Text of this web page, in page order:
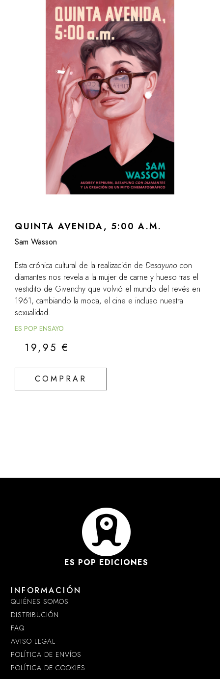
QUINTA AVENIDA, 5:00 A.M.
Sam Wasson
Esta crónica cultural de la realización de Desayuno con
diamantes nos revela a la mujer de carne y hueso tras el
vestidito de Givenchy que volvió el mundo del revés en
1961, cambiando la moda, el cine e incluso nuestra
sexualidad.
ES POP ENSAYO
19,95€
COMPRAR
ES POP EDICIONES
INFORMACIÓN
QUIÉNES SOMOS
DISTRIBUCIÓN
FAQ
AVISO LEGAL
POLÍTICA DE ENVÍOS
POLÍTICA DE COOKIES